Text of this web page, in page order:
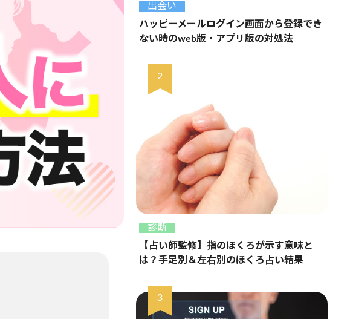
出会い
ハッピーメールログイン画面から登録でき
ない時のweb版・アプリ版の対処法
診断
【占い師監修】指のほくろが示す意味と
は？手足別＆左右別のほくろ占い結果